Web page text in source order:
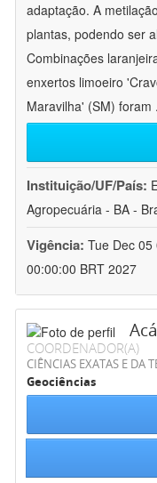
adaptação. A
plantas, podendo ser
Combinações
enxertos limoeiro
Maravilha' (SM) foram
Instituição/UF/País:
Agropecuária - BA -
Vigência: Tue Dec 05
00:00:00 BRT 2027
COORDENADOR(A)
CIÊNCIAS EXATAS E DA
Geociências